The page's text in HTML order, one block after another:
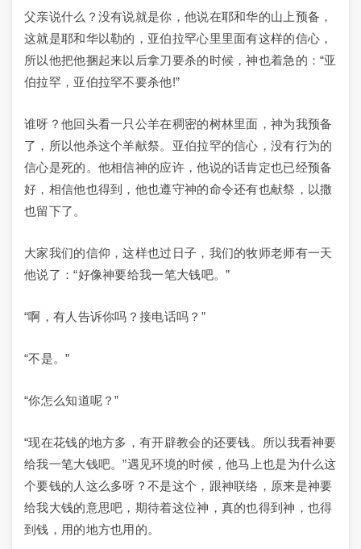
父亲说什么？没有说就是你，他说在耶和华的山上预备，
这就是耶和华以勒的，亚伯拉罕心里里面有这样的信心，
所以他把他捆起来以后拿刀要杀的时候，神也着急的：“亚
伯拉罕，亚伯拉罕不要杀他!”
谁呀？他回头看一只公羊在稠密的树林里面，神为我预备
了，所以他杀这个羊献祭。亚伯拉罕的信心，没有行为的
信心是死的。他相信神的应许，他说的话肯定也已经预备
好，相信他也得到，他也遵守神的命令还有也献祭，以撒
也留下了。
大家我们的信仰，这样也过日子，我们的牧师老师有一天
他说了：“好像神要给我一笔大钱吧。”
“啊，有人告诉你吗？接电话吗？”
“不是。”
“你怎么知道呢？”
“现在花钱的地方多，有开辟教会的还要钱。所以我看神要
给我一笔大钱吧。”遇见环境的时候，他马上也是为什么这
个要钱的人这么多呀？不是这个，跟神联络，原来是神要
给我大钱的意思吧，期待着这位神，真的也得到神，也得
到钱，用的地方也用的。